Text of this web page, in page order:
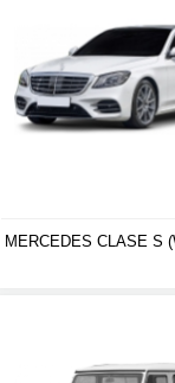
MERCEDES CLASE S